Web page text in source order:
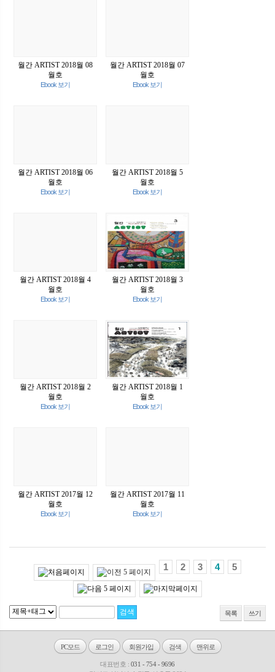
월간 ARTIST 2018월 08
월호
Ebook 보기
월간 ARTIST 2018월 07
월호
Ebook 보기
월간 ARTIST 2018월 06
월호
Ebook 보기
월간 ARTIST 2018월 5
월호
Ebook 보기
월간 ARTIST 2018월 4
월호
Ebook 보기
월간 ARTIST 2018월 3
월호
Ebook 보기
월간 ARTIST 2018월 2
월호
Ebook 보기
월간 ARTIST 2018월 1
월호
Ebook 보기
월간 ARTIST 2017월 12
월호
Ebook 보기
월간 ARTIST 2017월 11
월호
Ebook 보기
1 2 3 4 5
목록 쓰기
PC모드 로그인 회원가입 검색 맨위로
대표번호 : 031 - 754 - 9696